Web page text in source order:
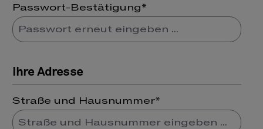
Passwort-Bestätigung*
Ihre Adresse
Straße und Hausnummer*